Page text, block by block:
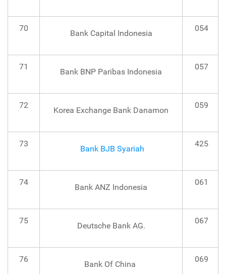
70
Bank Capital Indonesia
054
71
Bank BNP Paribas Indonesia
057
72
Korea Exchange Bank Danamon
059
73
Bank BJB Syariah
425
74
Bank ANZ Indonesia
061
75
Deutsche Bank AG.
067
76
Bank Of China
069